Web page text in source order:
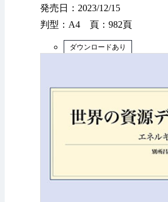
発売日：2023/12/15
判型：A4 頁：982頁
ダウンロードあり